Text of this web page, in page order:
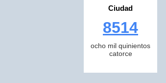
Ciudad
8514
ocho mil quinientos
catorce